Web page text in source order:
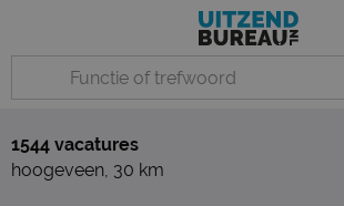
1544 vacatures
hoogeveen, 30 km